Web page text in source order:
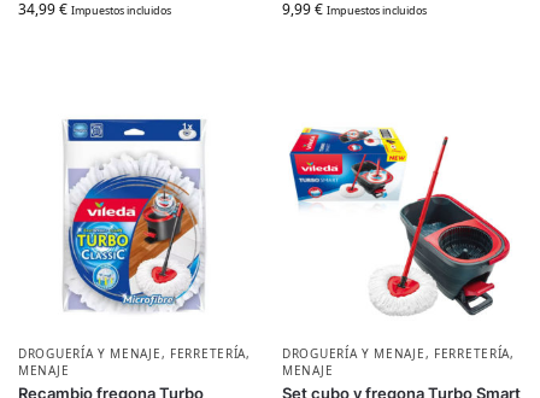
34,99€ Impuestos incluidos 9,99€ Impuestos incluidos
DROGUERÍA Y MENAJE, FERRETERÍA,
MENAJE
Recambio fregona Turbo
DROGUERÍA Y MENAJE, FERRETERÍA,
MENAJE
Set cubo y fregona Turbo Smart